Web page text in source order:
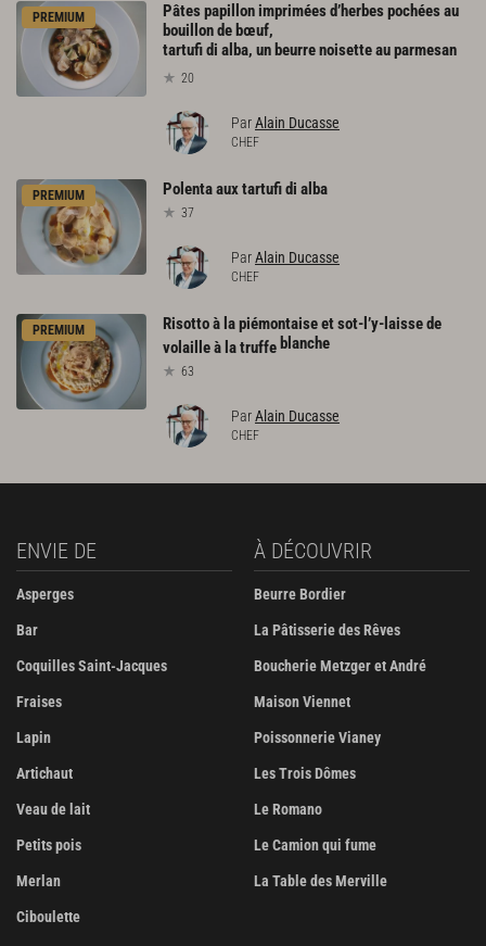
PREMIUM
Pâtes papillon imprimées d’herbes pochées au
bouillon de bœuf,
tartufi di alba, un beurre noisette au parmesan
20
ParAlain Ducasse
CHEF
PREMIUM Polentaauxtartufidi alba
37
ParAlain Ducasse
CHEF
PREMIUM
Risotto à la piémontaise et sot-l’y-laisse de
volaille à la truffe blanche
63
ParAlain Ducasse
CHEF
ENVIE DE
Asperges
Bar
Coquilles Saint-Jacques
Fraises
Lapin
Artichaut
Veau de lait
Petits pois
Merlan
Ciboulette
À DÉCOUVRIR
Beurre Bordier
La Pâtisserie des Rêves
Boucherie Metzger et André
Maison Viennet
Poissonnerie Vianey
Les Trois Dômes
Le Romano
Le Camion qui fume
La Table des Merville